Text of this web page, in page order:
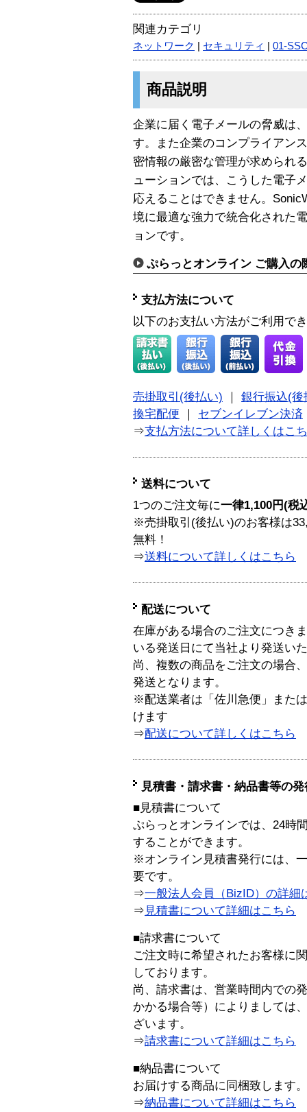
関連カテゴリ
ネットワーク セキュリティ 01-
商品説明
企業に届く電子メールの脅威は
す。また企業のコンプライアン
密情報の厳密な管理が求められ
ューションでは、こうした電子
応えることはできません。
境に最適な強力で統合化された
ョンです。
ぷらっとオンライン ご購入の
支払方法について
以下のお支払い方法がご利用で
売掛取引(後払い)
銀行振込(後
換宅配便
セブンイレブン決済
⇒支払方法について詳しくはこ
送料について
1つのご注文毎に一律1,100円(税
※売掛取引(後払い)のお客様は
無料！
⇒送料について詳しくはこちら
配送について
在庫がある場合のご注文につき
いる発送日にて当社より発送い
尚、複数の商品をご注文の場合
発送となります。
※配送業者は「佐川急便」また
けます
⇒配送について詳しくはこちら
見積書・請求書・納品書等の
■見積書について
ぷらっとオンラインでは、24時
することができます。
※オンライン見積書発行には、
要です。
⇒一般法人会員（BizID）の詳細
⇒ 見積書について詳細はこちら
■請求書について
ご注文時に希望されたお客様に
しております。
尚、請求書は、営業時間内での
かかる場合等）によりましては
ざいます。
⇒請求書について詳細はこちら
■納品書について
お届けする商品に同梱致します。
⇒納品書について詳細はこちら